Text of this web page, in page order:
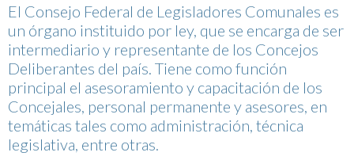
El Consejo Federal de Legisladores Comunales es
un órgano instituido por ley, que se encarga de ser
intermediario y representante de los Concejos
Deliberantes del país. Tiene como función
principal el asesoramiento y capacitación de los
Concejales, personal permanente y asesores, en
temáticas tales como administración, técnica
legislativa, entre otras.